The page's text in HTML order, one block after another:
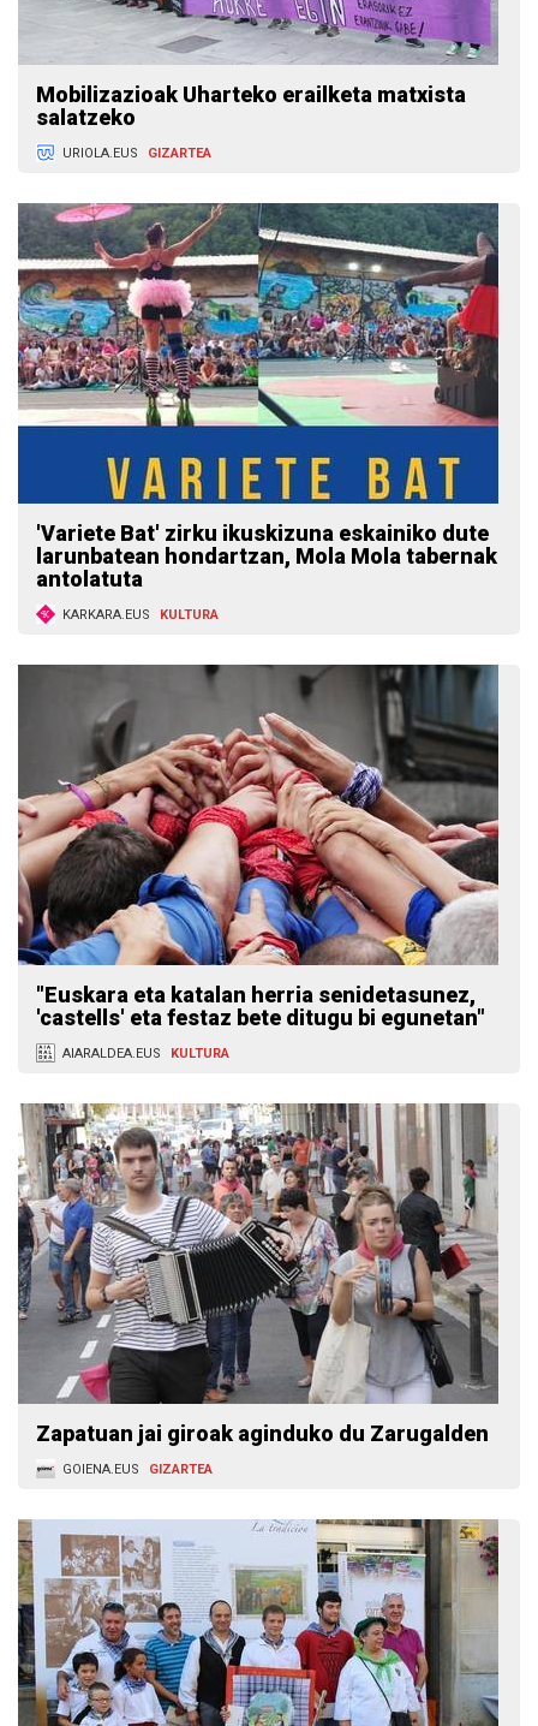
Mobilizazioak Uharteko erailketa matxista
salatzeko
URIOLA.EUS GIZARTEA
'Variete Bat' zirku ikuskizuna eskainiko dute
larunbatean hondartzan, Mola Mola tabernak
antolatuta
KARKARA.EUS KULTURA
"Euskara eta katalan herria senidetasunez,
'castells' eta festaz bete ditugu bi egunetan"
AIARALDEA.EUS KULTURA
Zapatuan jai giroak aginduko du Zarugalden
GOIENA.EUS GIZARTEA